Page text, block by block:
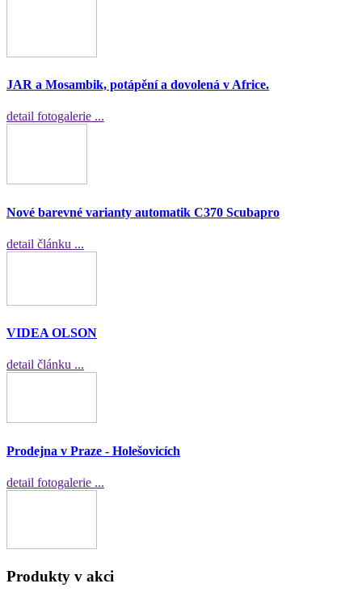
JAR a Mosambik, potápění a dovolená v Africe.
detail fotogalerie ...
Nové barevné varianty automatik C370 Scubapro
detail článku ...
VIDEA OLSON
detail článku ...
Prodejna v Praze - Holešovicích
detail fotogalerie ...
Produkty v akci